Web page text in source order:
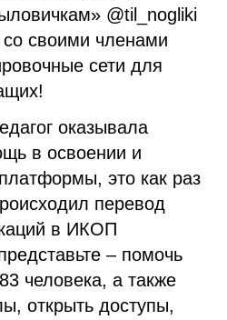
@til_nogliki
своими членами
сети для
оказывала
в освоении и
это как раз
перевод
в ИКОП
– помочь
человека, а также
открыть доступы,